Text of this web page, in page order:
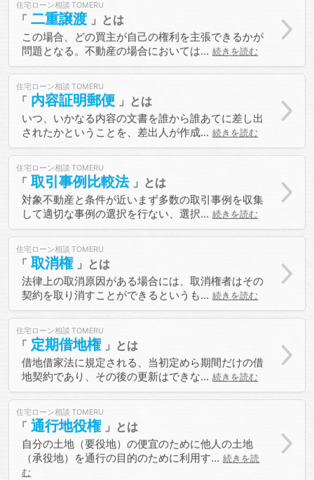
住宅ローン相談
二重譲渡
この場合、どの買主が自己の権利を主張できるかが
問題となる。不動産の場合においては… 続きを読む
住宅ローン相談
内容証明郵便
いつ、いかなる内容の文書を誰から誰あてに差し出
されたかということを、差出人が作成… 続きを読む
住宅ローン相談
取引事例比較法
対象不動産と条件が近いまず多数の取引事例を収集
して適切な事例の選択を行ない、選択… 続きを読む
住宅ローン相談
取消権
法律上の取消原因がある場合には、取消権者はその
契約を取り消すことができるというも… 続きを読む
住宅ローン相談
定期借地権
借地借家法に規定される、当初定めら期間だけの借
地契約であり、その後の更新はできな… 続きを読む
住宅ローン相談
通行地役権
自分の土地（要役地）の便宜のために他人の土地
（承役地）を通行の目的のために利用す… 続きを読
む